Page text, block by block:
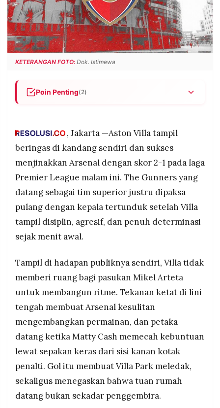
POLICY WARGA
INFORMASI
IKLAN
KIRIM
TULISAN
PENGADUAN TERM
OF
©
RESOLUSI
MEDIA
Resolusi.co
2026
RESOLUSI
MEDIA
PRAMUDITA
KETERANGAN FOTO: Dok. Istimewa
Poin Penting(2)
membuat The Gunners kewalahan sepanjang
pertahanan, sementara Villa menegaskan bahwa
kandang mereka kini menjadi salah satu yang
paling sulit ditaklukkan di Premier League.
, Jakarta —Aston Villa tampil
beringas di kandang sendiri dan sukses
menjinakkan Arsenal dengan skor 2-1 pada laga
Premier League malam ini. The Gunners yang
datang sebagai tim superior justru dipaksa
pulang dengan kepala tertunduk setelah Villa
tampil disiplin, agresif, dan penuh determinasi
sejak menit awal.
Tampil di hadapan publiknya sendiri, Villa tidak
memberi ruang bagi pasukan Mikel Arteta
untuk membangun ritme. Tekanan ketat di lini
tengah membuat Arsenal kesulitan
mengembangkan permainan, dan petaka
datang ketika Matty Cash memecah kebuntuan
lewat sepakan keras dari sisi kanan kotak
penalti. Gol itu membuat Villa Park meledak,
sekaligus menegaskan bahwa tuan rumah
datang bukan sekadar penggembira.